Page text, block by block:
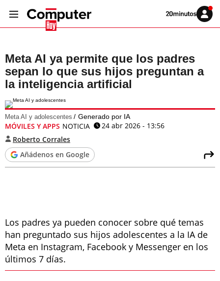
Volver
Iniciar
sesión
Meta AI ya permite que los padres
sepan lo que sus hijos preguntan a
la inteligencia artificial
Meta AI y adolescentes Generado por IA
MÓVILES Y APPS NOTICIA
24 abr 2026 - 13:56
Roberto Corrales
Añádenos en Google
Los padres ya pueden conocer sobre qué temas
han preguntado sus hijos adolescentes a la IA de
Meta en Instagram, Facebook y Messenger en los
últimos 7 días.